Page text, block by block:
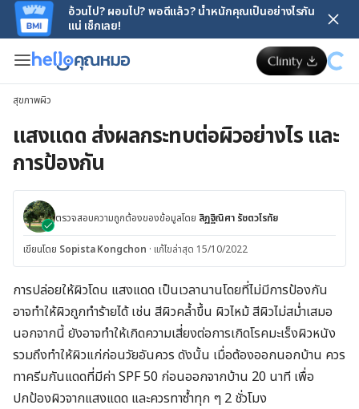
อ้วนไป? ผอมไป? พอดีแล้ว? น้ำหนักคุณเป็นอย่างไรกัน
แน่ เช็กเลย!
สุขภาพผิว
แสงแดด ส่งผลกระทบต่อผิวอย่างไร และ
การป้องกัน
ตรวจสอบความถูกต้องของข้อมูลโดย สิฏฐิณิศา รัชตวโรทัย
เขียนโดย Sopista Kongchon · แก้ไขล่าสุด 15/10/2022
การปล่อยให้ผิวโดน แสงแดด เป็นเวลานานโดยที่ไม่มีการป้องกัน
อาจทำให้ผิวถูกทำร้ายได้ เช่น สีผิวคล้ำขึ้น ผิวไหม้ สีผิวไม่สม่ำเสมอ
นอกจากนี้ ยังอาจทำให้เกิดความเสี่ยงต่อการเกิดโรคมะเร็งผิวหนัง
รวมถึงทำให้ผิวแก่ก่อนวัยอันควร ดังนั้น เมื่อต้องออกนอกบ้าน ควร
ทาครีมกันแดดที่มีค่า SPF 50 ก่อนออกจากบ้าน 20 นาที เพื่อ
ปกป้องผิวจากแสงแดด และควรทาซ้ำทุก ๆ 2 ชั่วโมง